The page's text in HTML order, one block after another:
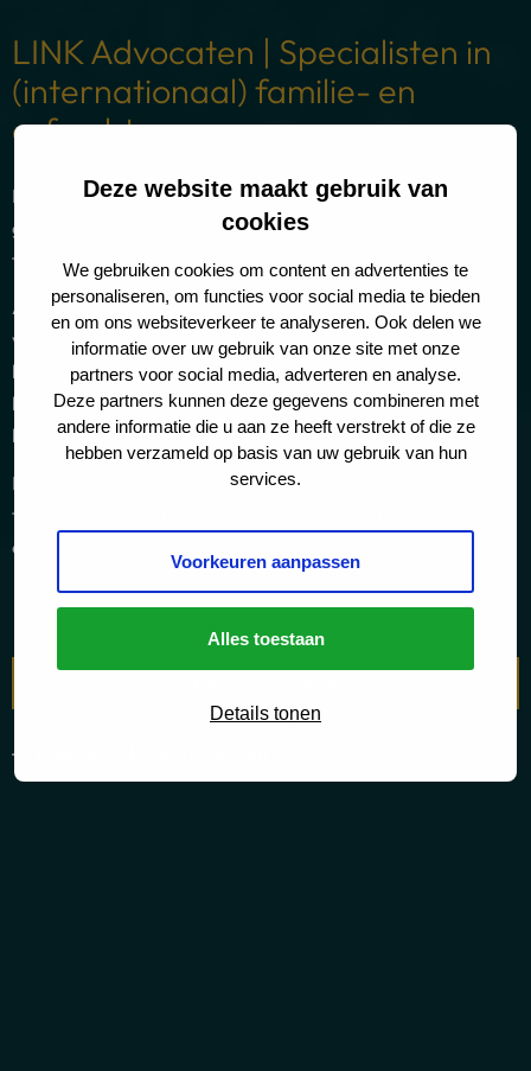
Deze website maakt gebruik van
cookies
We gebruiken cookies om content en advertenties te
personaliseren, om functies voor social media te bieden
en om ons websiteverkeer te analyseren. Ook delen we
informatie over uw gebruik van onze site met onze
partners voor social media, adverteren en analyse.
Deze partners kunnen deze gegevens combineren met
andere informatie die u aan ze heeft verstrekt of die ze
hebben verzameld op basis van uw gebruik van hun
services.
Voorkeuren aanpassen
Alles toestaan
Details tonen
LINK Advocaten | Specialisten in
(internationaal) familie- en
erfrecht
LINK Advocaten is een gerenommeerd advocatenkantoor
gevestigd in Amsterdam, gespecialiseerd in (internationaal)
familierecht en erfrecht.
Als gedreven advocaten en mediators begeleiden wij
vermogende particulieren, expats en ondernemers met
hoogwaardige juridische expertise. Onze cliënten uit
binnen- en buitenland waarderen onze persoonlijke
benadering en effectieve aanpak.
Met onze kennis en ervaring op alle deelgebieden van het
familie- en erfrecht realiseren wij optimale resultaten voor
onze cliënten, ook in de meest complexe zaken.